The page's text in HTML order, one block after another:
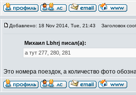
Добавлено: 18 Nov 2014, Tue, 21:43 Заголовок
Михаил Lbhrj писал(а):
а тут 277, 280, 281
Это номера поездок, а количество фото